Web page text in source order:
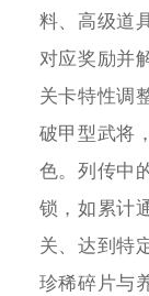
料、高级道
对应奖励并
关卡特性调
破甲型武将
色。列传中
锁，如累计
关、达到特
珍稀碎片与